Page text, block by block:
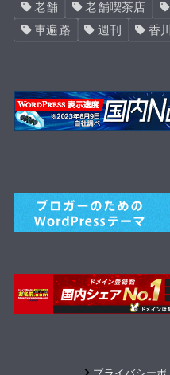
老舗
老舗喫茶店
車遍路
週刊 香